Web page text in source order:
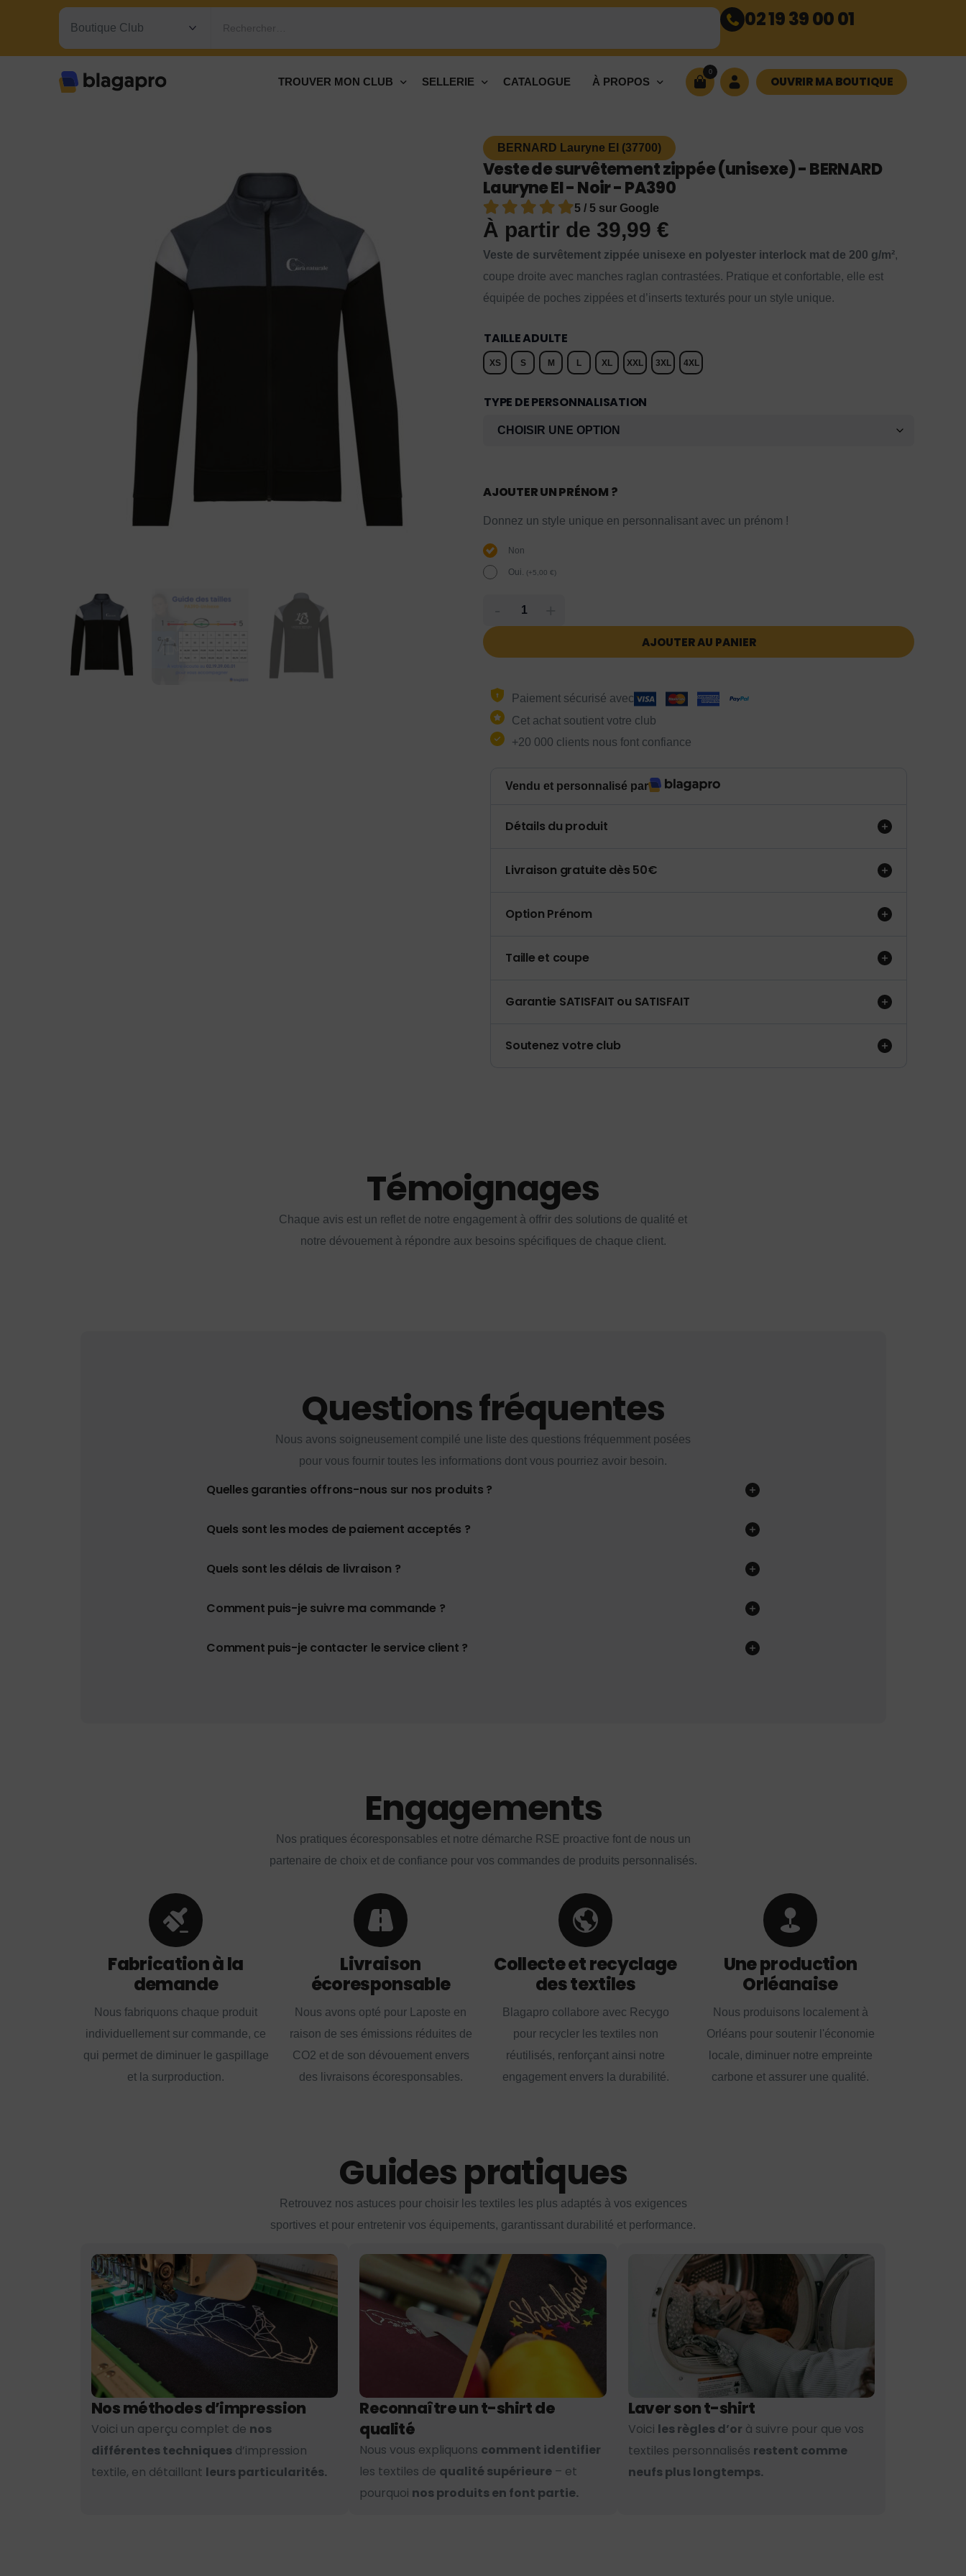
Rechercher… 02 19 39 00 01
TROUVER MON CLUB SELLERIE CATALOGUE À PROPOS
0
OUVRIR MA BOUTIQUE
BERNARD Lauryne EI (37700)
Veste de survêtement zippée (unisexe) - BERNARD
Lauryne EI - Noir - PA390
5 / 5 sur Google
À partir de 39,99 €
Veste de survêtement zippée unisexe en polyester interlock mat de 200 g/m²,
coupe droite avec manches raglan contrastées. Pratique et confortable, elle est
équipée de poches zippées et d’inserts texturés pour un style unique.
TAILLE ADULTE
XS S M L XL XXL 3XL 4XL
TYPE DE PERSONNALISATION
AJOUTER UN PRÉNOM ?
Donnez un style unique en personnalisant avec un prénom !
Non
Oui. (+5,00 €)
AJOUTER AU PANIER
Paiement sécurisé avec
Cet achat soutient votre club
+20 000 clients nous font confiance
Vendu et personnalisé par
Détails du produit
Livraison gratuite dès 50€
Option Prénom
Taille et coupe
Garantie SATISFAIT ou SATISFAIT
Soutenez votre club
Témoignages
Chaque avis est un reflet de notre engagement à offrir des solutions de qualité et
notre dévouement à répondre aux besoins spécifiques de chaque client.
Questions fréquentes
Nous avons soigneusement compilé une liste des questions fréquemment posées
pour vous fournir toutes les informations dont vous pourriez avoir besoin.
Quelles garanties offrons-nous sur nos produits ?
Quels sont les modes de paiement acceptés ?
Quels sont les délais de livraison ?
Comment puis-je suivre ma commande ?
Comment puis-je contacter le service client ?
Engagements
Nos pratiques écoresponsables et notre démarche RSE proactive font de nous un
partenaire de choix et de confiance pour vos commandes de produits personnalisés.
Fabrication à la
demande
Nous fabriquons chaque produit
individuellement sur commande, ce
qui permet de diminuer le gaspillage
et la surproduction.
Livraison
écoresponsable
Nous avons opté pour Laposte en
raison de ses émissions réduites de
CO2 et de son dévouement envers
des livraisons écoresponsables.
Collecte et recyclage
des textiles
Blagapro collabore avec Recygo
pour recycler les textiles non
réutilisés, renforçant ainsi notre
engagement envers la durabilité.
Une production
Orléanaise
Nous produisons localement à
Orléans pour soutenir l'économie
locale, diminuer notre empreinte
carbone et assurer une qualité.
Guides pratiques
Retrouvez nos astuces pour choisir les textiles les plus adaptés à vos exigences
sportives et pour entretenir vos équipements, garantissant durabilité et performance.
Nos méthodes d’impression
Voici un aperçu complet de nos
différentes techniques d’impression
textile, en détaillant leurs particularités.
Reconnaître un t-shirt de
qualité
Nous vous expliquons comment identifier
les textiles de qualité supérieure – et
pourquoi nos produits en font partie.
Laver son t-shirt
Voici les règles d’or à suivre pour que vos
textiles personnalisés restent comme
neufs plus longtemps.